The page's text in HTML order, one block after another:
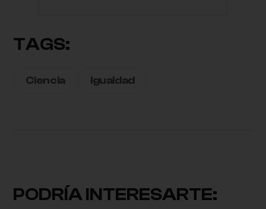
TAGS:
Ciencia Igualdad
PODRÍA INTERESARTE: